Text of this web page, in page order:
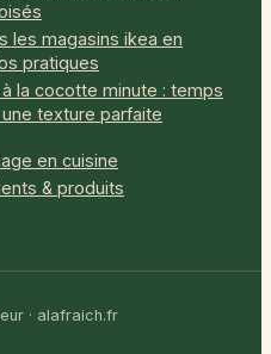
les magasins ikea en
pratiques
la cocotte minute : temps
texture parfaite
en cuisine
& produits
· alafraich.fr